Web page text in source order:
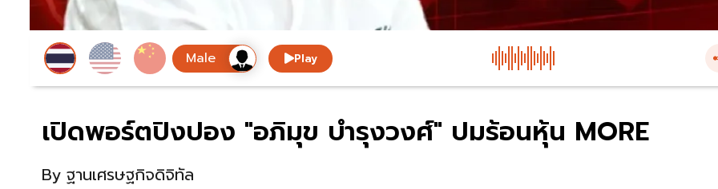
Play
เปิดพอร์ตปิงปอง "อภิมุข บำรุงวงศ์" ปมร้อนหุ้น MORE
By ฐานเศรษฐกิจดิจิทัล